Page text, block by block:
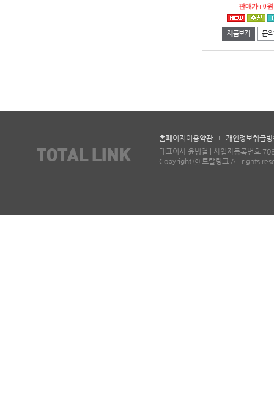
판매가 : 0원
제품보기 문
홈페이지이용약관
개인정보취급
대표이사 윤병철 | 사업자등록번호
Copyright ⓒ 토탈링크 All rights